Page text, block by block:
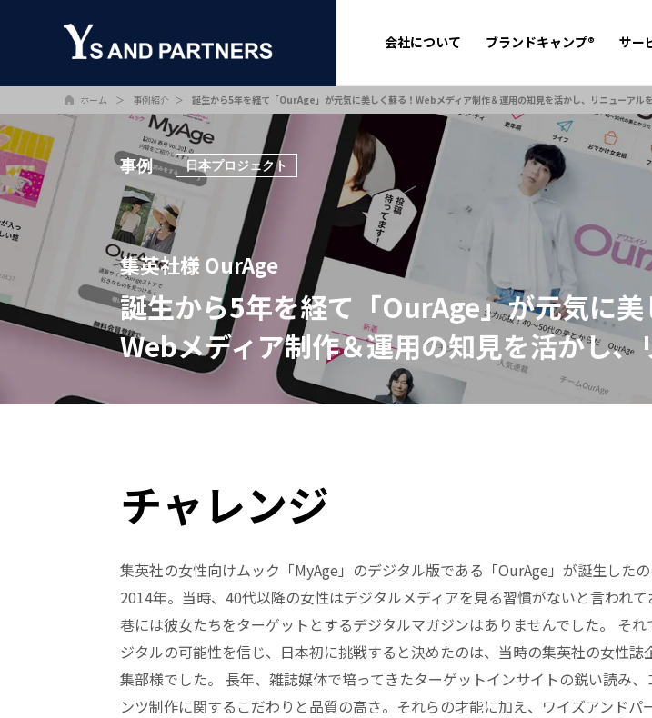
会社について ブランドキャンプ® サー
ホーム ＞ 事例紹介 ＞ 誕生から5年を経て「OurAge」が元気に美しく蘇る！Webメディア制作＆運用の知見を活かし、リニューアルを
事例 日本プロジェクト
集英社様 OurAge
誕生から5年を経て「OurAge」が元気に
Webメディア制作＆運用の知見を活かし
チャレンジ
集英社の女性向けムック「MyAge」のデジタル版である「OurAge」が誕生した
2014年。当時、40代以降の女性はデジタルメディアを見る習慣がないと言われて
巷には彼女たちをターゲットとするデジタルマガジンはありませんでした。 それ
ジタルの可能性を信じ、日本初に挑戦すると決めたのは、当時の集英社の女性誌
集部様でした。 長年、雑誌媒体で培ってきたターゲットインサイトの鋭い読み、
ンツ制作に関するこだわりと品質の高さ。それらの才能に加え、ワイズアンドパ